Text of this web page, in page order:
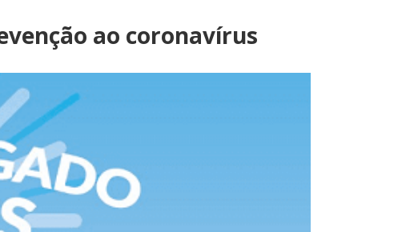
ao coronavírus